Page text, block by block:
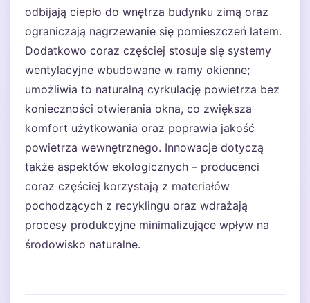
odbijają ciepło do wnętrza budynku zimą oraz
ograniczają nagrzewanie się pomieszczeń latem.
Dodatkowo coraz częściej stosuje się systemy
wentylacyjne wbudowane w ramy okienne;
umożliwia to naturalną cyrkulację powietrza bez
konieczności otwierania okna, co zwiększa
komfort użytkowania oraz poprawia jakość
powietrza wewnętrznego. Innowacje dotyczą
także aspektów ekologicznych – producenci
coraz częściej korzystają z materiałów
pochodzących z recyklingu oraz wdrażają
procesy produkcyjne minimalizujące wpływ na
środowisko naturalne.